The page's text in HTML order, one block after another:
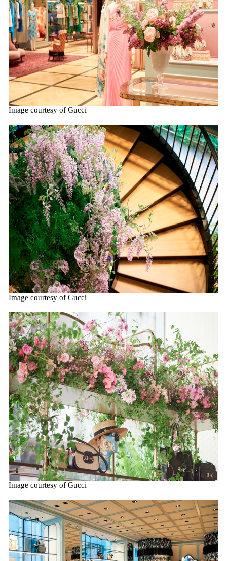
Image courtesy of Gucci
Image courtesy of Gucci
Image courtesy of Gucci